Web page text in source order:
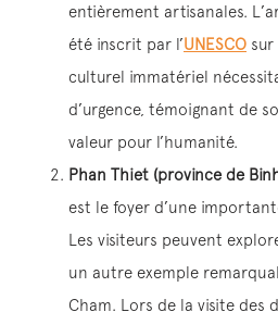
entièrement artisanales.
été inscrit par l’UNESCO
culturel immatériel
d’urgence, témoignant de
valeur pour l’humanité.
Phan Thiet (province de
est le foyer d’une
Les visiteurs peuvent
un autre exemple
Cham. Lors de la visite des